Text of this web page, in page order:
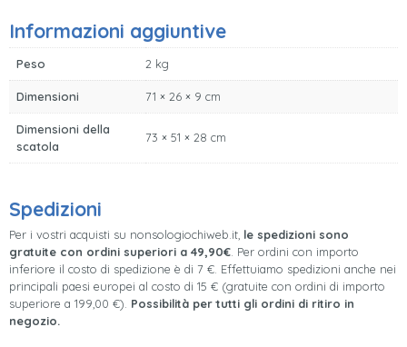
Informazioni aggiuntive
Peso 2 kg
Dimensioni 71 × 26 × 9 cm
Dimensioni della
scatola
73 × 51 × 28 cm
Spedizioni
Per i vostri acquisti su nonsologiochiweb.it, le spedizioni sono
gratuite con ordini superiori a 49,90€. Per ordini con importo
inferiore il costo di spedizione è di 7 €. Effettuiamo spedizioni anche nei
principali paesi europei al costo di 15 € (gratuite con ordini di importo
superiore a 199,00 €). Possibilità per tutti gli ordini di ritiro in
negozio.